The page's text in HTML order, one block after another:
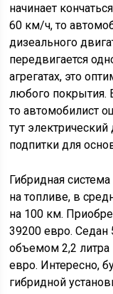
начинает
60 км/ч, то
дизеального
передвигается
агрегатах, это
любого покрытия.
то автомобилист
тут
подпитки для
Гибридная
на топливе, в
на 100 км.
39200 евро.
объемом 2,2 литра
евро. Интересно,
гибридной